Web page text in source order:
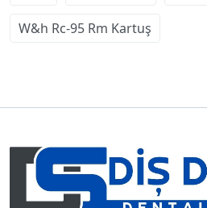
W&h Rc-95 Rm Kartuş